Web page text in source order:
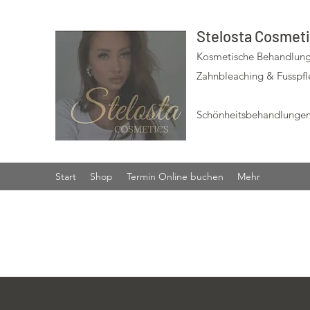
Stelosta
Kosmetische
Zahnbleaching &
Start Shop Termin Online buchen Mehr